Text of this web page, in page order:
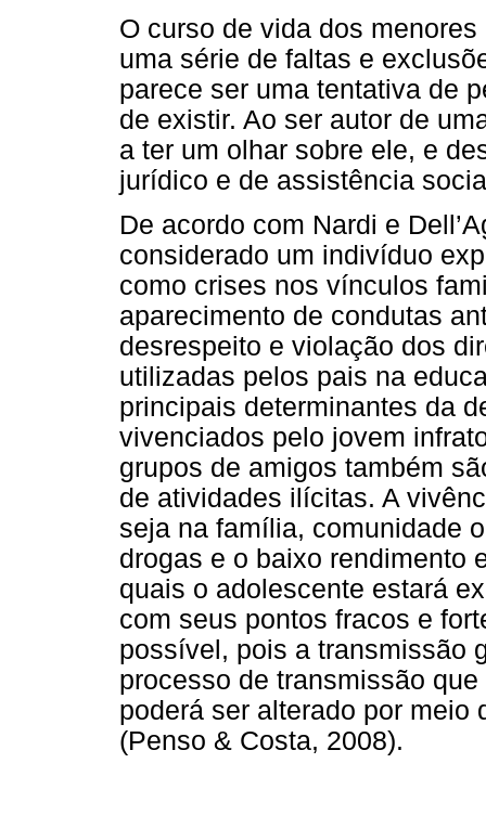
O curso de vida dos
uma série de faltas e
parece ser uma tentativa de
de existir. Ao ser autor de
a ter um olhar sobre ele, e
jurídico e de assistência
De acordo com Nardi e
considerado um indivíduo
como crises nos vínculos
aparecimento de condutas
desrespeito e violação dos
utilizadas pelos pais na
principais determinantes da
vivenciados pelo jovem
grupos de amigos também
de atividades ilícitas. A
seja na família, comunidade
drogas e o baixo rendimento
quais o adolescente estará
com seus pontos fracos e
possível, pois a transmissão
processo de transmissão
poderá ser alterado por meio
(Penso & Costa, 2008).